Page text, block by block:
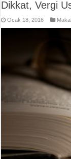
Dikkat, Vergi
Ocak 18, 2016